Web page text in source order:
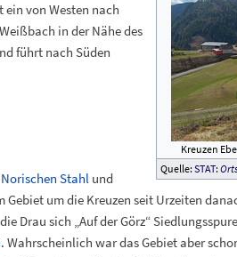
Kreuzen
Quelle:STAT:
ein von Westen nach
in der Nähe des
führt nach Süden
Norischen Stahl und
um die Kreuzen seit Urzeiten
Drau sich „Auf der Görz“
. Wahrscheinlich war das Gebiet aber